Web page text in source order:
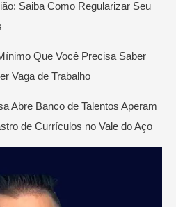
Saiba Como Regularizar Seu
Que Você Precisa Saber
Vaga de Trabalho
Abre Banco de Talentos Aperam
de Currículos no Vale do Aço